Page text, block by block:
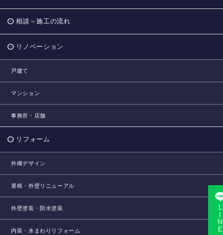
相談～施工の流れ
リノベーション
戸建て
マンション
事務所・店舗
リフォーム
外構デザイン
屋根・外壁リニューアル
外壁塗装・防水塗装
内装・水まわりリフォーム